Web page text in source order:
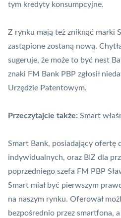
tym kredyty konsumpcyjne.
Z rynku mają też zniknąć marki
zastąpione zostaną nową.
sugeruje, że może to być nest
znaki FM Bank PBP zgłosił
Urzędzie Patentowym.
Przeczytajcie także: Smart
Smart Bank, posiadający ofertę
indywidualnych, oraz BIZ dla
poprzedniego szefa FM PBP
Smart miał być pierwszym
na naszym rynku. Oferował
bezpośrednio przez smartfona,